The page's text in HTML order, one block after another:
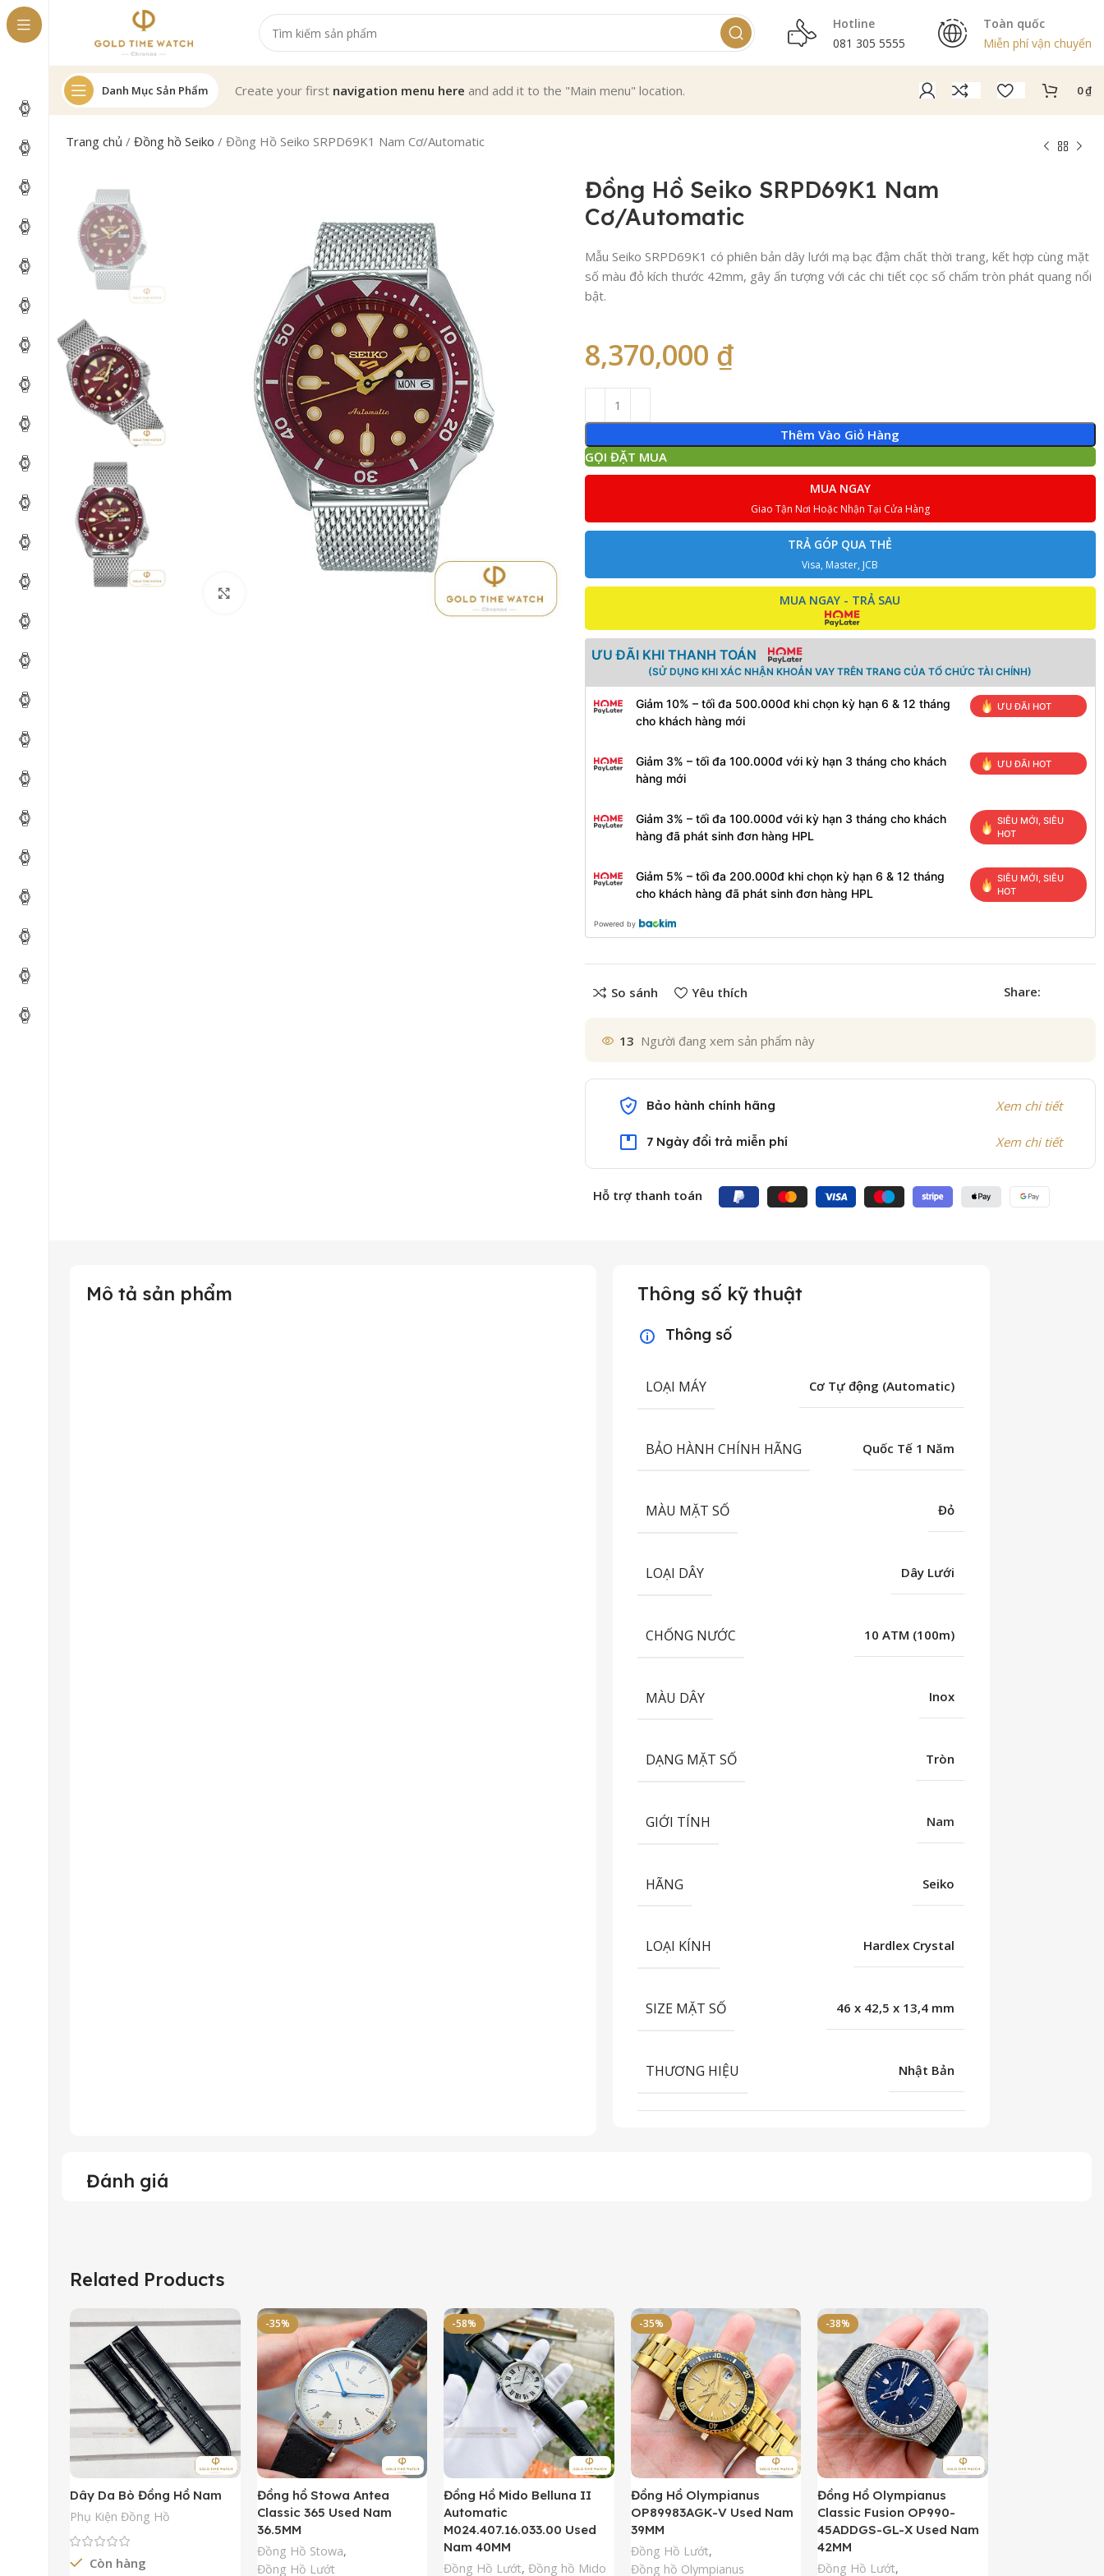
Hotline
081 305 5555
Toàn quốc
Miễn phí vận chuyển
Danh Mục Sản Phẩm Create your first navigation menu here and add it to the "Main menu" location. 0₫
Trang chủ /Đồng hồ Seiko /Đồng Hồ Seiko SRPD69K1 Nam Cơ/Automatic
Đồng Hồ Seiko SRPD69K1 Nam
Cơ/Automatic
Mẫu Seiko SRPD69K1 có phiên bản dây lưới mạ bạc đậm chất thời trang, kết hợp cùng mặt
số màu đỏ kích thước 42mm, gây ấn tượng với các chi tiết cọc số chấm tròn phát quang nổi
bật.
8,370,000 ₫
Thêm Vào Giỏ Hàng
GỌI ĐẶT MUA
MUA NGAY
Giao Tận Nơi Hoặc Nhận Tại Cửa Hàng
TRẢ GÓP QUA THẺ
Visa, Master, JCB
MUA NGAY - TRẢ SAU
ƯU ĐÃI KHI THANH TOÁN
(SỬ DỤNG KHI XÁC NHẬN KHOẢN VAY TRÊN TRANG CỦA TỔ CHỨC TÀI CHÍNH)
Giảm 10% – tối đa 500.000đ khi chọn kỳ hạn 6 & 12 tháng
cho khách hàng mới
ƯU ĐÃI HOT
Giảm 3% – tối đa 100.000đ với kỳ hạn 3 tháng cho khách
hàng mới
ƯU ĐÃI HOT
Giảm 3% – tối đa 100.000đ với kỳ hạn 3 tháng cho khách
hàng đã phát sinh đơn hàng HPL
SIÊU MỚI, SIÊU
HOT
Giảm 5% – tối đa 200.000đ khi chọn kỳ hạn 6 & 12 tháng
cho khách hàng đã phát sinh đơn hàng HPL
SIÊU MỚI, SIÊU
HOT
Powered by
So sánh Yêu thích Share:
13 Người đang xem sản phẩm này
Bảo hành chính hãng Xem chi tiết
7 Ngày đổi trả miễn phí Xem chi tiết
Hỗ trợ thanh toán
Mô tả sản phẩm Thông số kỹ thuật
Thông số
LOẠI MÁY Cơ Tự động (Automatic)
BẢO HÀNH CHÍNH HÃNG Quốc Tế 1 Năm
MÀU MẶT SỐ Đỏ
LOẠI DÂY Dây Lưới
CHỐNG NƯỚC 10 ATM (100m)
MÀU DÂY Inox
DẠNG MẶT SỐ Tròn
GIỚI TÍNH Nam
HÃNG Seiko
LOẠI KÍNH Hardlex Crystal
SIZE MẶT SỐ 46 x 42,5 x 13,4 mm
THƯƠNG HIỆU Nhật Bản
Đánh giá
Related Products
Dây Da Bò Đồng Hồ Nam
Phụ Kiện Đồng Hồ
Còn hàng
-35%
Đồng hồ Stowa Antea
Classic 365 Used Nam
36.5MM
Đồng Hồ Stowa,
Đồng Hồ Lướt
-58%
Đồng Hồ Mido Belluna II
Automatic
M024.407.16.033.00 Used
Nam 40MM
Đồng Hồ Lướt, Đồng hồ Mido
-35%
Đồng Hồ Olympianus
OP89983AGK-V Used Nam
39MM
Đồng Hồ Lướt,
Đồng hồ Olympianus
-38%
Đồng Hồ Olympianus
Classic Fusion OP990-
45ADDGS-GL-X Used Nam
42MM
Đồng Hồ Lướt,